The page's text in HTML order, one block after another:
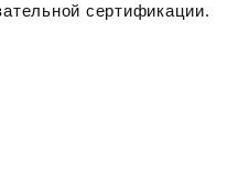
сертификации.